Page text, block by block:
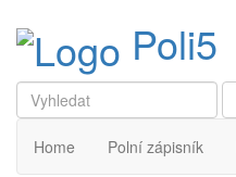
Poli5
Home Polní zápisník